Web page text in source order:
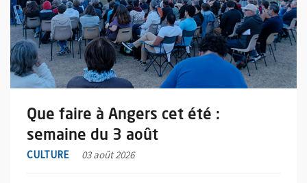
Que faire à Angers cet été :
semaine du 3 août
CULTURE 03 août 2026